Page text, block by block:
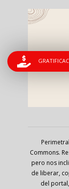
Commons.
pero nos
de liberar,
del